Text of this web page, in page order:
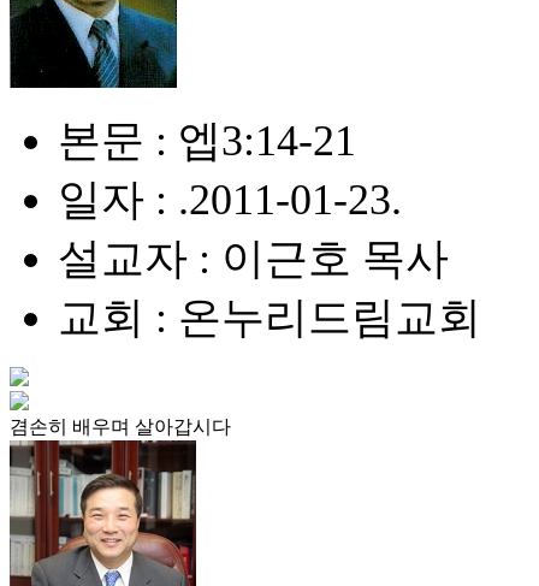
본문 : 엡3:14-21
일자 : .2011-01-23.
설교자 : 이근호 목사
교회 : 온누리드림교회
겸손히 배우며 살아갑시다